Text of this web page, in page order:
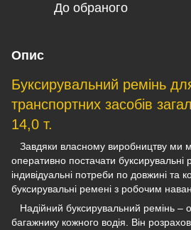
До обраного
Опис
Буксирувальний ремінь
транспортних засобів
14,0 т.
Завдяки власному виробництву ми
оперативно постачати буксирувальні
індивідуальні потреби по довжині та
буксирувальні ремені з робочим
Надійний буксирувальний ремінь –
багажнику кожного водія. Він